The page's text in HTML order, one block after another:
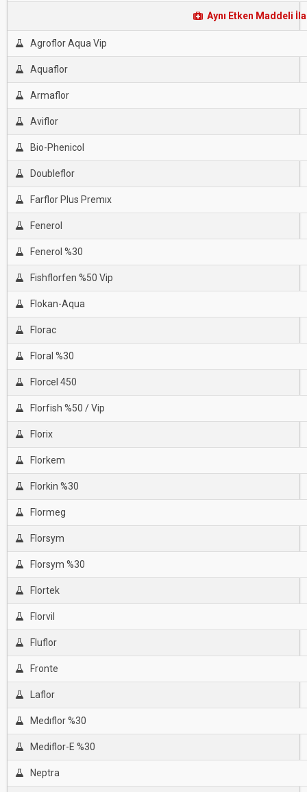
Aynı Etken Maddeli
Agroflor Aqua Vip
Aquaflor
Armaflor
Aviflor
Bio-Phenicol
Doubleflor
Farflor Plus Premıx
Fenerol
Fenerol %30
Fishflorfen %50 Vip
Flokan-Aqua
Florac
Floral %30
Florcel 450
Florfish %50 / Vip
Florix
Florkem
Florkin %30
Flormeg
Florsym
Florsym %30
Flortek
Florvil
Fluflor
Fronte
Laflor
Medıflor %30
Mediflor-E %30
Neptra